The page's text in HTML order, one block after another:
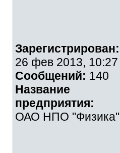
Зарегистрирован:
26 фев 2013, 10:27
Сообщений: 140
Название
предприятия:
ОАО НПО "Физика"